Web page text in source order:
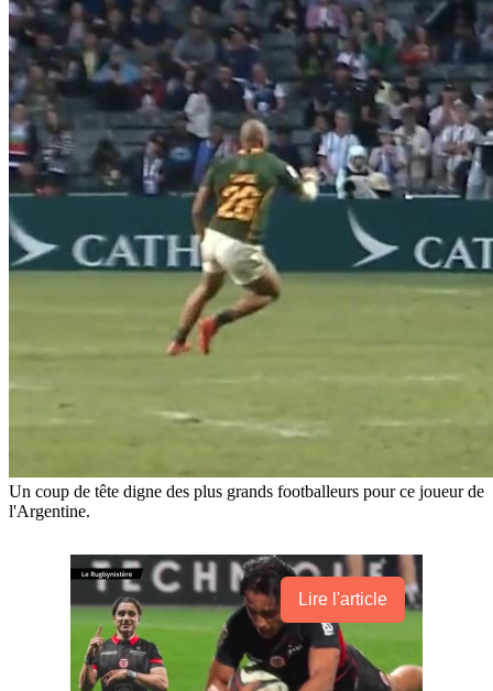
Un coup de tête digne des plus grands footballeurs pour ce joueur de
l'Argentine.
Lire l'article